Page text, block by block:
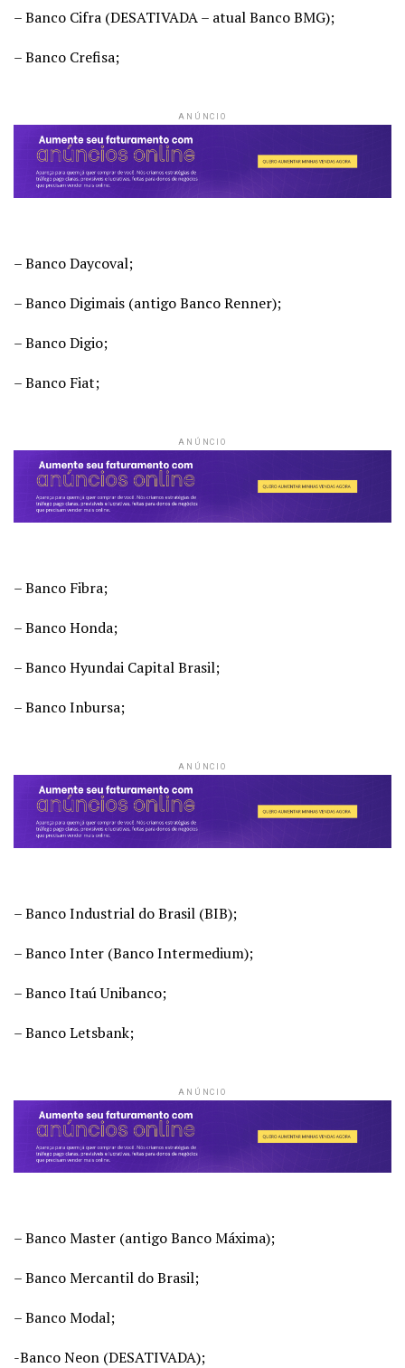
– Banco Cifra (DESATIVADA – atual Banco BMG);
– Banco Crefisa;
ANÚNCIO
– Banco Daycoval;
– Banco Digimais (antigo Banco Renner);
– Banco Digio;
– Banco Fiat;
ANÚNCIO
– Banco Fibra;
– Banco Honda;
– Banco Hyundai Capital Brasil;
– Banco Inbursa;
ANÚNCIO
– Banco Industrial do Brasil (BIB);
– Banco Inter (Banco Intermedium);
– Banco Itaú Unibanco;
– Banco Letsbank;
ANÚNCIO
– Banco Master (antigo Banco Máxima);
– Banco Mercantil do Brasil;
– Banco Modal;
-Banco Neon (DESATIVADA);